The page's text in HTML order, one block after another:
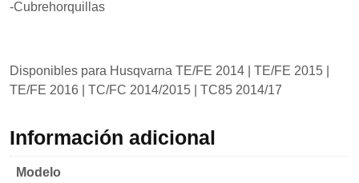
-Cubrehorquillas
Disponibles para Husqvarna TE/FE 2014 | TE/FE 2015 |
TE/FE 2016 | TC/FC 2014/2015 | TC85 2014/17
Información adicional
Modelo